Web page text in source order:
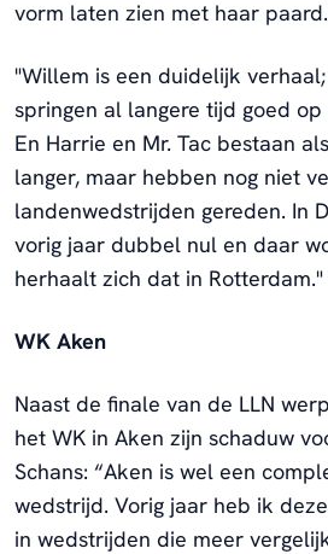
vorm laten zien met haar
"Willem is een duidelijk
springen al langere tijd goed op
En Harrie en Mr. Tac bestaan
langer, maar hebben nog niet
landenwedstrijden gereden. In
vorig jaar dubbel nul en daar
herhaalt zich dat in Rotterdam."
WK Aken
Naast de finale van de LLN
het WK in Aken zijn schaduw
Schans: “Aken is wel een
wedstrijd. Vorig jaar heb ik
in wedstrijden die meer